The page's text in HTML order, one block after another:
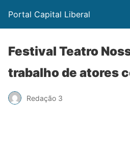
Portal Capital Liberal
Festival Teatro
trabalho de atores
Redação 3